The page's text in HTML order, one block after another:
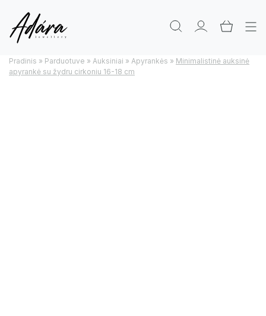
Pradinis » Parduotuve » Auksiniai » Apyrankės » Minimalistinė auksinė
apyrankė su žydru cirkoniu 16-18 cm